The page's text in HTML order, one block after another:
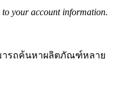
to your account information.
รถค้นหาผลิตภัณฑ์หลาย